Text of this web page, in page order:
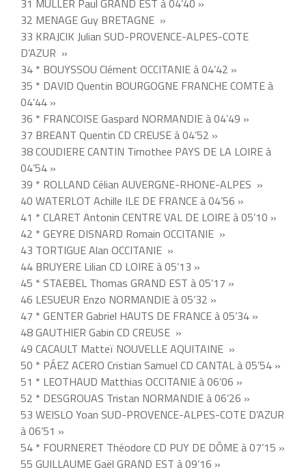
31 MULLER Paul GRAND EST à 04’40 »
32 MENAGE Guy BRETAGNE »
33 KRAJCIK Julian SUD-PROVENCE-ALPES-COTE
D’AZUR »
34 * BOUYSSOU Clément OCCITANIE à 04’42 »
35 * DAVID Quentin BOURGOGNE FRANCHE COMTE à
04’44 »
36 * FRANCOISE Gaspard NORMANDIE à 04’49 »
37 BREANT Quentin CD CREUSE à 04’52 »
38 COUDIERE CANTIN Timothee PAYS DE LA LOIRE à
04’54 »
39 * ROLLAND Célian AUVERGNE-RHONE-ALPES »
40 WATERLOT Achille ILE DE FRANCE à 04’56 »
41 * CLARET Antonin CENTRE VAL DE LOIRE à 05’10 »
42 * GEYRE DISNARD Romain OCCITANIE »
43 TORTIGUE Alan OCCITANIE »
44 BRUYERE Lilian CD LOIRE à 05’13 »
45 * STAEBEL Thomas GRAND EST à 05’17 »
46 LESUEUR Enzo NORMANDIE à 05’32 »
47 * GENTER Gabriel HAUTS DE FRANCE à 05’34 »
48 GAUTHIER Gabin CD CREUSE »
49 CACAULT Matteï NOUVELLE AQUITAINE »
50 * PÁEZ ACERO Cristian Samuel CD CANTAL à 05’54 »
51 * LEOTHAUD Matthias OCCITANIE à 06’06 »
52 * DESGROUAS Tristan NORMANDIE à 06’26 »
53 WEISLO Yoan SUD-PROVENCE-ALPES-COTE D’AZUR
à 06’51 »
54 * FOURNERET Théodore CD PUY DE DÔME à 07’15 »
55 GUILLAUME Gaël GRAND EST à 09’16 »